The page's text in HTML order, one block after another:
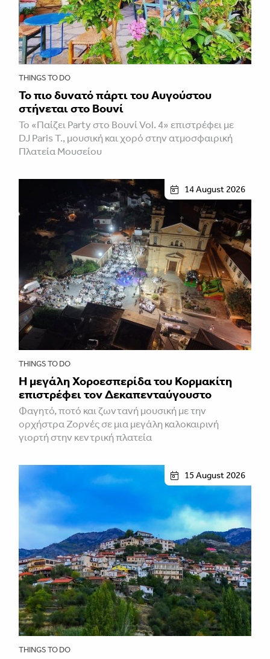
THINGS TO DO
Το πιο δυνατό πάρτι του Αυγούστου
στήνεται στο Βουνί
Το «Παίζει Party στο Βουνί Vol. 4» επιστρέφει με
DJ Paris T., μουσική και χορό στην ατμοσφαιρική
Πλατεία Μουσείου
14 August 2026
THINGS TO DO
Η μεγάλη Χοροεσπερίδα του Κορμακίτη
επιστρέφει τον Δεκαπενταύγουστο
Φαγητό, ποτό και ζωντανή μουσική με την
ορχήστρα Ζορνές σε μια μεγάλη καλοκαιρινή
γιορτή στην κεντρική πλατεία
15 August 2026
THINGS TO DO